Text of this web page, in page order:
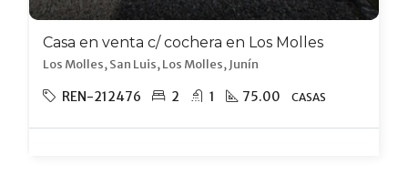
Casa en venta c/ cochera en Los Molles
Los Molles, San Luis, Los Molles, Junín
REN-212476 2 1 75.00 CASAS